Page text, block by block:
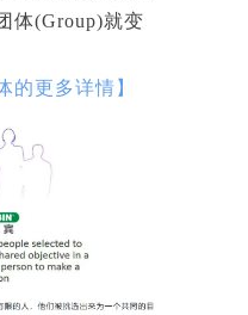
体(Group)就变
的更多详情】